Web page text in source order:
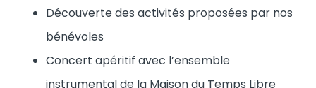
Découverte des activités proposées par nos
bénévoles
Concert apéritif avec l’ensemble
instrumental de la Maison du Temps Libre